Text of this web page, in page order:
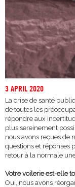
3 APRIL 2020
La crise de santé
de toutes les
répondre aux
plus sereinement
nous avons reçues de
questions et réponses
retour à la normale
Votre voilerie est-elle
Oui, nous avons